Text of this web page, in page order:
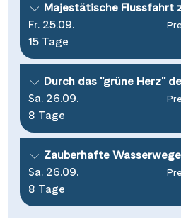
Majestätische Flussfahrt
Fr. 25.09.
15 Tage
Durch das "grüne Herz"
Sa. 26.09.
8 Tage
Zauberhafte
Sa. 26.09.
8 Tage